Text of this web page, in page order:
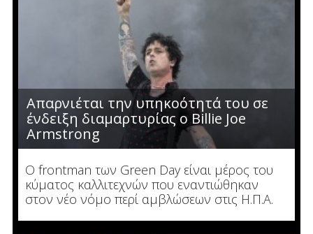
Απαρνιέται την υπηκοότητά του σε
ένδειξη διαμαρτυρίας ο Billie Joe
Armstrong
Ο frontman των Green Day είναι μέρος του
κύματος καλλιτεχνών που εναντιώθηκαν
στον νέο νόμο περί αμβλώσεων στις Η.Π.Α.